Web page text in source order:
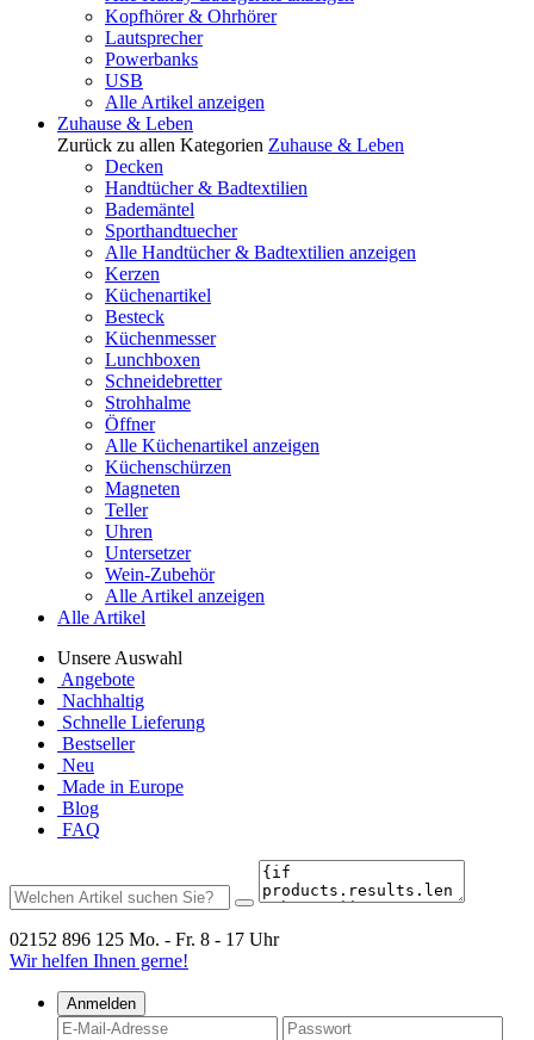
Kopfhörer & Ohrhörer
Lautsprecher
Powerbanks
USB
Alle Artikel anzeigen
Zuhause & Leben
Zurück zu allen Kategorien Zuhause & Leben
Decken
Handtücher & Badtextilien
Bademäntel
Sporthandtuecher
Alle Handtücher & Badtextilien anzeigen
Kerzen
Küchenartikel
Besteck
Küchenmesser
Lunchboxen
Schneidebretter
Strohhalme
Öffner
Alle Küchenartikel anzeigen
Küchenschürzen
Magneten
Teller
Uhren
Untersetzer
Wein-Zubehör
Alle Artikel anzeigen
Alle Artikel
Unsere Auswahl
Angebote
Nachhaltig
Schnelle Lieferung
Bestseller
Neu
Made in Europe
Blog
FAQ
02152 896 125 Mo. - Fr. 8 - 17 Uhr
Wir helfen Ihnen gerne!
Anmelden